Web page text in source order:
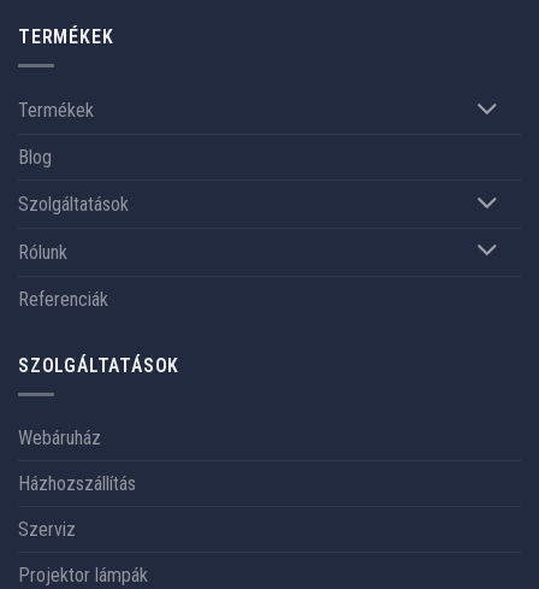
TERMÉKEK
Termékek
Blog
Szolgáltatások
Rólunk
Referenciák
SZOLGÁLTATÁSOK
Webáruház
Házhozszállítás
Szerviz
Projektor lámpák